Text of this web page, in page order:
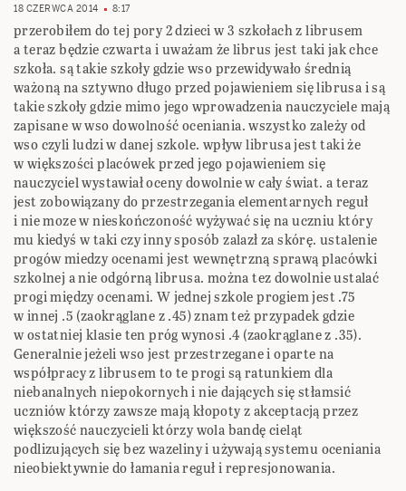
18 CZERWCA 2014 8:17
przerobiłem do tej pory 2 dzieci w 3 szkołach z librusem
a teraz będzie czwarta i uważam że librus jest taki jak chce
szkoła. są takie szkoły gdzie wso przewidywało średnią
ważoną na sztywno długo przed pojawieniem się librusa i są
takie szkoły gdzie mimo jego wprowadzenia nauczyciele mają
zapisane w wso dowolność oceniania. wszystko zależy od
wso czyli ludzi w danej szkole. wpływ librusa jest taki że
w większości placówek przed jego pojawieniem się
nauczyciel wystawiał oceny dowolnie w cały świat. a teraz
jest zobowiązany do przestrzegania elementarnych reguł
i nie moze w nieskończoność wyżywać się na uczniu który
mu kiedyś w taki czy inny sposób zalazł za skórę. ustalenie
progów miedzy ocenami jest wewnętrzną sprawą placówki
szkolnej a nie odgórną librusa. można tez dowolnie ustalać
progi między ocenami. W jednej szkole progiem jest .75
w innej .5 (zaokrąglane z .45) znam też przypadek gdzie
w ostatniej klasie ten próg wynosi .4 (zaokrąglane z .35).
Generalnie jeżeli wso jest przestrzegane i oparte na
współpracy z librusem to te progi są ratunkiem dla
niebanalnych niepokornych i nie dających się stłamsić
uczniów którzy zawsze mają kłopoty z akceptacją przez
większość nauczycieli którzy wola bandę cieląt
podlizujących się bez wazeliny i używają systemu oceniania
nieobiektywnie do łamania reguł i represjonowania.